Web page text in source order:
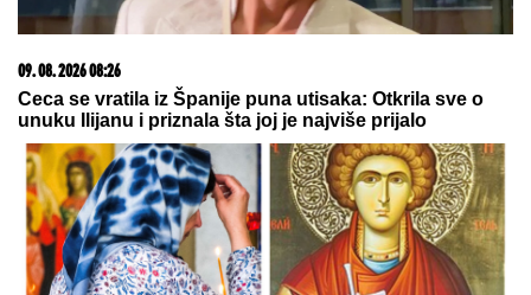
09. 08. 2026 06:26
Da li deca nasleđuju otpornost na stres? Evo šta kaže
09. 08. 2026 07:48
Добра и лоша вест у Партизановој авантури званој
Лига конференција